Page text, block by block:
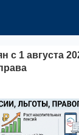
с 1 августа